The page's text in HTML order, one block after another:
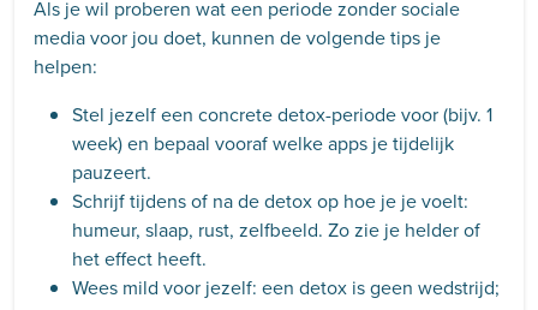
Als je wil proberen wat een periode zonder sociale
media voor jou doet, kunnen de volgende tips je
helpen:
Stel jezelf een concrete detox-periode voor (bijv. 1
week) en bepaal vooraf welke apps je tijdelijk
pauzeert.
Schrijf tijdens of na de detox op hoe je je voelt:
humeur, slaap, rust, zelfbeeld. Zo zie je helder of
het effect heeft.
Wees mild voor jezelf: een detox is geen wedstrijd;